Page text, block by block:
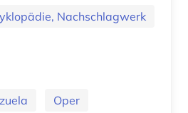
Nachschlagwerk
Oper